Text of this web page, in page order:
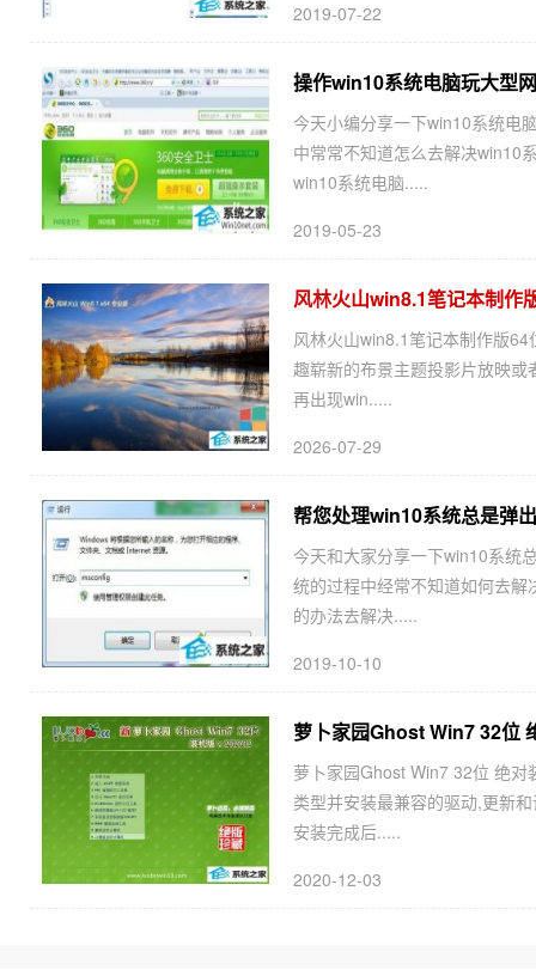
2019-07-22
操作win10系统电脑玩大型
今天小编分享一下win10系统电
中常常不知道怎么去解决win10
win10系统电脑.....
2019-05-23
风林火山win8.1笔记本制作
风林火山win8.1笔记本制作版
趣崭新的布景主题投影片放映
再出现win.....
2026-07-29
帮您处理win10系统总是弹
今天和大家分享一下win10系统
统的过程中经常不知道如何去
的办法去解决.....
2019-10-10
萝卜家园Ghost Win7 32位
萝卜家园Ghost Win7 32位 绝
类型并安装最兼容的驱动,更新
安装完成后.....
2020-12-03